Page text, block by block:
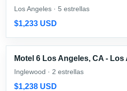
Los Angeles · 5 estrellas
$1,233 USD
Motel 6 Los Angeles, CA - Los
Inglewood · 2 estrellas
$1,238 USD